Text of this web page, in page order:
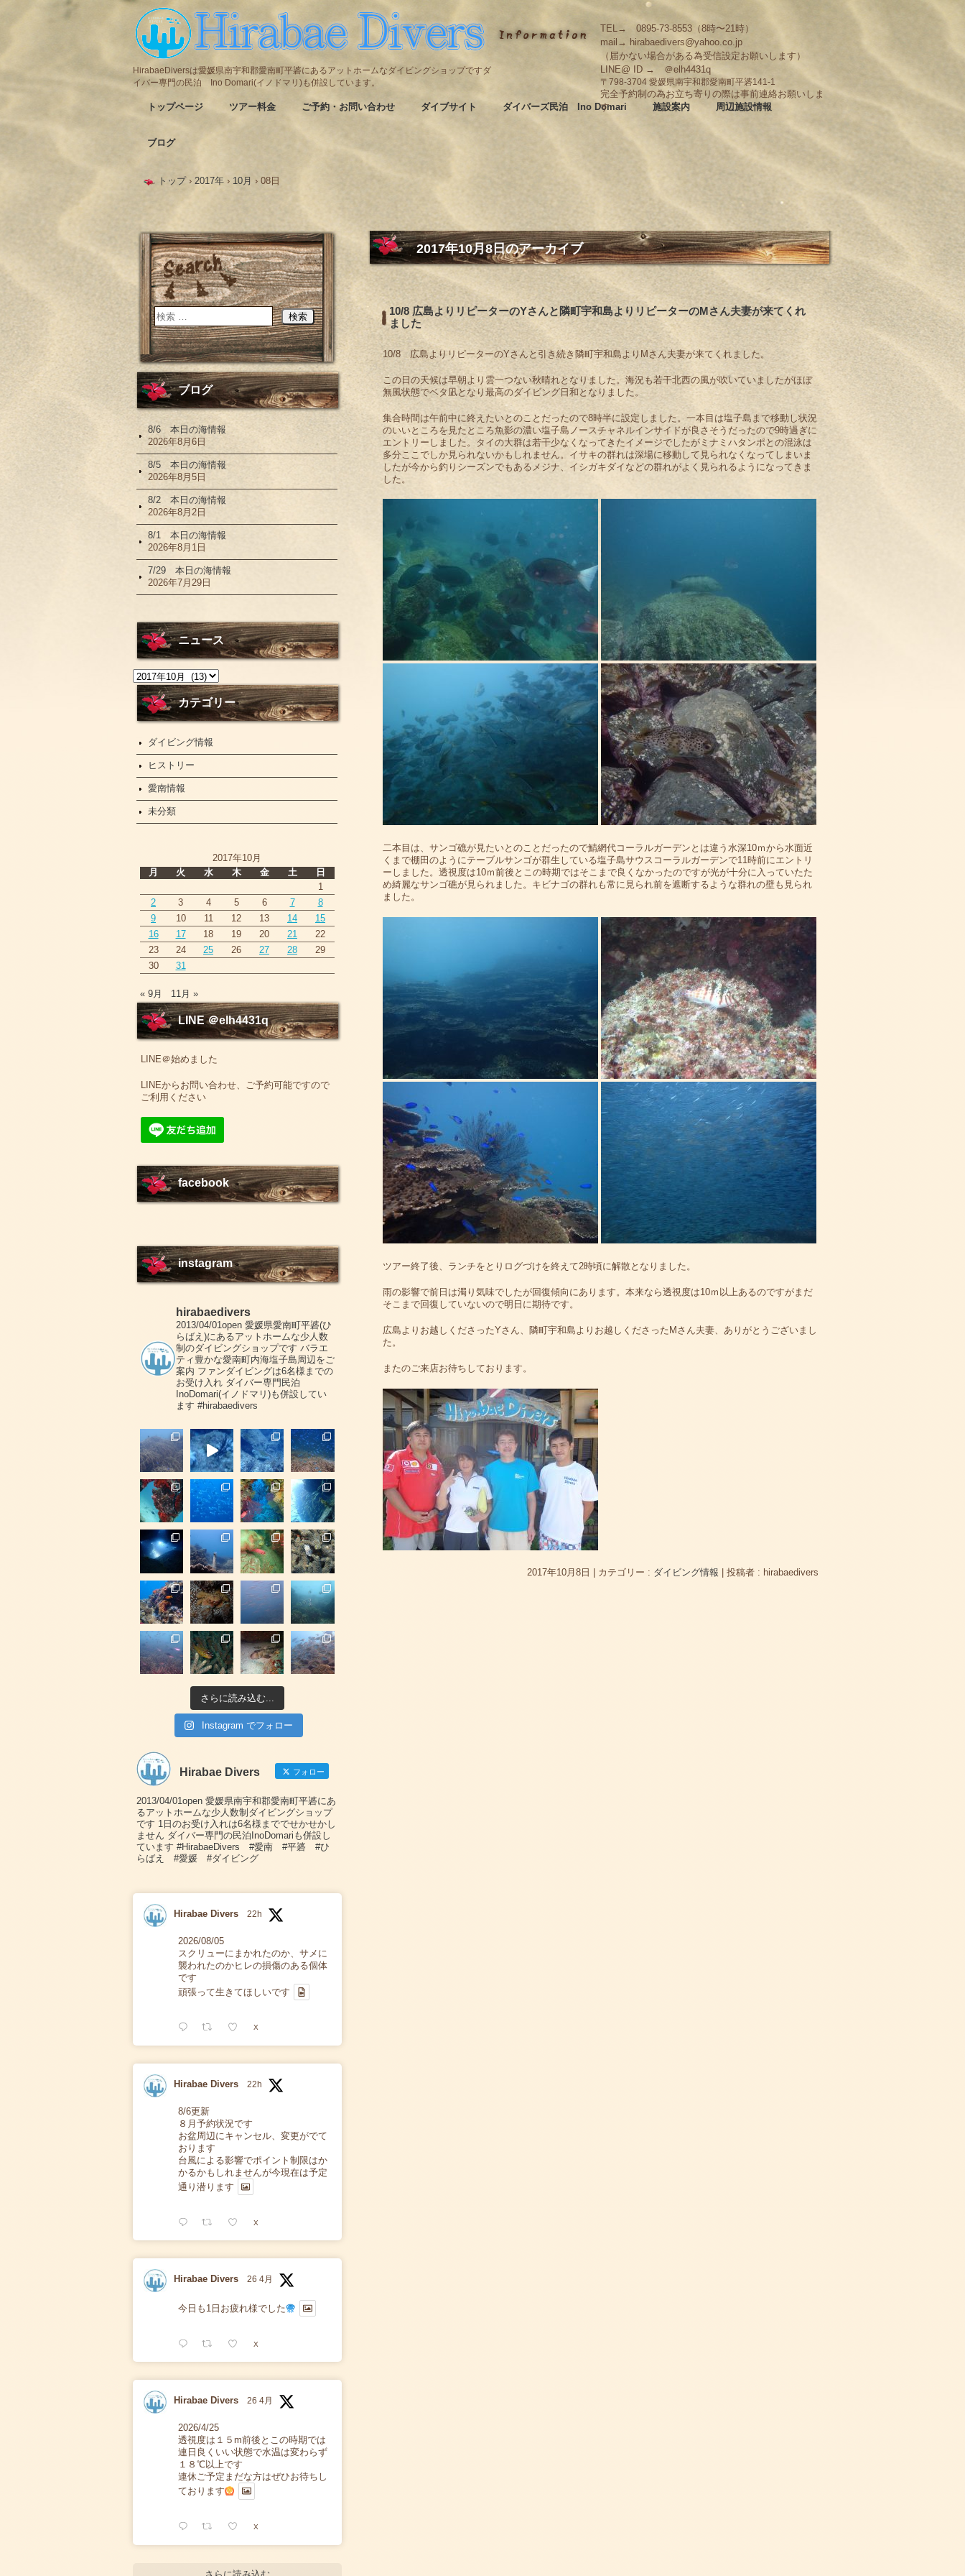
HirabaeDiversは愛媛県南宇和郡愛南町平碆にあるアットホームなダイビングショップですダ
イバー専門の民泊 Ino Domari(イノドマリ)も併設しています。
TEL→ 0895-73-8553（8時〜21時）
mail→ hirabaedivers@yahoo.co.jp
（届かない場合がある為受信設定お願いします）
LINE@ ID → ＠elh4431q
〒798-3704 愛媛県南宇和郡愛南町平碆141-1
完全予約制の為お立ち寄りの際は事前連絡お願いしま
す
トップページ ツアー料金 ご予約・お問い合わせ ダイブサイト ダイバーズ民泊 Ino Domari 施設案内 周辺施設情報
ブログ
トップ › 2017年 › 10月 › 08日
2017年10月8日のアーカイブ
10/8 広島よりリピーターのYさんと隣町宇和島よりリピーターのMさん夫妻が来てくれ
ました
10/8 広島よりリピーターのYさんと引き続き隣町宇和島よりMさん夫妻が来てくれました。
この日の天候は早朝より雲一つない秋晴れとなりました。海況も若干北西の風が吹いていましたがほぼ
無風状態でベタ凪となり最高のダイビング日和となりました。
集合時間は午前中に終えたいとのことだったので8時半に設定しました。一本目は塩子島まで移動し状況
のいいところを見たところ魚影の濃い塩子島ノースチャネルインサイドが良さそうだったので9時過ぎに
エントリーしました。タイの大群は若干少なくなってきたイメージでしたがミナミハタンポとの混泳は
多分ここでしか見られないかもしれません。イサキの群れは深場に移動して見られなくなってしまいま
したが今から釣りシーズンでもあるメジナ、イシガキダイなどの群れがよく見られるようになってきま
した。
二本目は、サンゴ礁が見たいとのことだったので鯖網代コーラルガーデンとは違う水深10ｍから水面近
くまで棚田のようにテーブルサンゴが群生している塩子島サウスコーラルガーデンで11時前にエントリ
ーしました。透視度は10ｍ前後とこの時期ではそこまで良くなかったのですが光が十分に入っていたた
め綺麗なサンゴ礁が見られました。キビナゴの群れも常に見られ前を遮断するような群れの壁も見られ
ました。
ツアー終了後、ランチをとりログづけを終えて2時頃に解散となりました。
雨の影響で前日は濁り気味でしたが回復傾向にあります。本来なら透視度は10ｍ以上あるのですがまだ
そこまで回復していないので明日に期待です。
広島よりお越しくださったYさん、隣町宇和島よりお越しくださったMさん夫妻、ありがとうございまし
た。
またのご来店お待ちしております。
2017年10月8日 カテゴリー : ダイビング情報 投稿者 : hirabaedivers
ブログ
8/6 本日の海情報
2026年8月6日
8/5 本日の海情報
2026年8月5日
8/2 本日の海情報
2026年8月2日
8/1 本日の海情報
2026年8月1日
7/29 本日の海情報
2026年7月29日
ニュース
ニ
ュ
ー
カテゴリー
ダイビング情報
ヒストリー
愛南情報
未分類
2017年10月
月
火 水 木 金 土
日
1
2
3 4 5 6 7
8
9
10 11 12 13 14
15
16
17 18 19 20 21
22
23
24 25 26 27 28
29
30
31
« 9月 11月 »
LINE ＠elh4431q
LINE＠始めました
LINEからお問い合わせ、ご予約可能ですので
ご利用ください
facebook
instagram
hirabaedivers
2013/04/01open愛媛県愛南町平碆(ひ
らばえ)にあるアットホームな少人数
制のダイビングショップです バラエ
ティ豊かな愛南町内海塩子島周辺をご
案内 ファンダイビングは6名様までの
お受け入れダイバー専門民泊
InoDomari(イノドマリ)も併設してい
ます #hirabaedivers
さらに読み込む...
Instagram でフォロー
Hirabae Divers フォロー
2013/04/01open 愛媛県南宇和郡愛南町平碆にあ
るアットホームな少人数制ダイビングショップ
です 1日のお受け入れは6名様まででせかせかし
ません ダイバー専門の民泊InoDomariも併設し
ています #HirabaeDivers #愛南 #平碆 #ひ
らばえ #愛媛 #ダイビング
Hirabae Divers 22h
2026/08/05
スクリューにまかれたのか、サメに
襲われたのかヒレの損傷のある個体
です
頑張って生きてほしいです
X
Hirabae Divers 22h
8/6更新
８月予約状況です
お盆周辺にキャンセル、変更がでて
おります
台風による影響でポイント制限はか
かるかもしれませんが今現在は予定
通り潜ります
X
Hirabae Divers 26 4月
今日も1日お疲れ様でした
X
Hirabae Divers 26 4月
2026/4/25
透視度は１５m前後とこの時期では
連日良くいい状態で水温は変わらず
１８℃以上です
連休ご予定まだな方はぜひお待ちし
ております
X
さらに読み込む